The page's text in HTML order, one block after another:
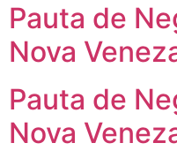
Pauta de
Nova
Pauta de
Nova